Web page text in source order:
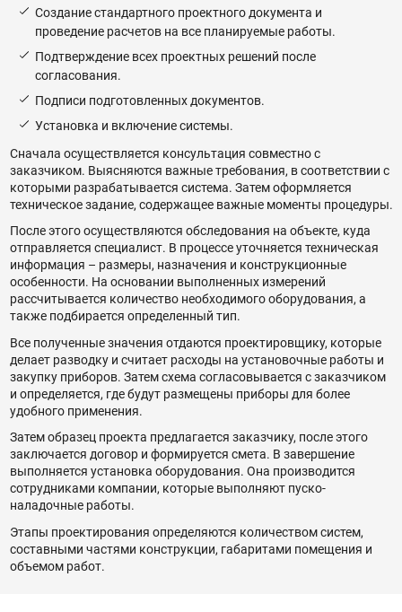
Создание стандартного проектного документа и
проведение расчетов на все планируемые работы.
Подтверждение всех проектных решений после
согласования.
Подписи подготовленных документов.
Установка и включение системы.
Сначала осуществляется консультация совместно с
заказчиком. Выясняются важные требования, в соответствии с
которыми разрабатывается система. Затем оформляется
техническое задание, содержащее важные моменты процедуры.
После этого осуществляются обследования на объекте, куда
отправляется специалист. В процессе уточняется техническая
информация – размеры, назначения и конструкционные
особенности. На основании выполненных измерений
рассчитывается количество необходимого оборудования, а
также подбирается определенный тип.
Все полученные значения отдаются проектировщику, которые
делает разводку и считает расходы на установочные работы и
закупку приборов. Затем схема согласовывается с заказчиком
и определяется, где будут размещены приборы для более
удобного применения.
Затем образец проекта предлагается заказчику, после этого
заключается договор и формируется смета. В завершение
выполняется установка оборудования. Она производится
сотрудниками компании, которые выполняют пуско-
наладочные работы.
Этапы проектирования определяются количеством систем,
составными частями конструкции, габаритами помещения и
объемом работ.